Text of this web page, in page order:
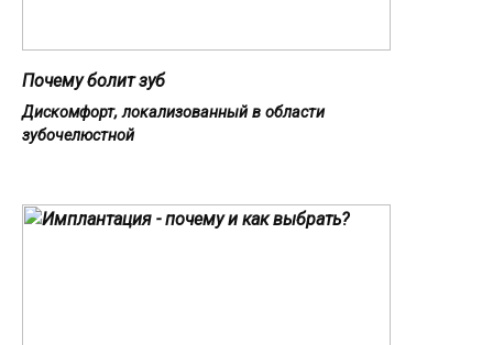
Почему болит зуб
Дискомфорт, локализованный в области
зубочелюстной